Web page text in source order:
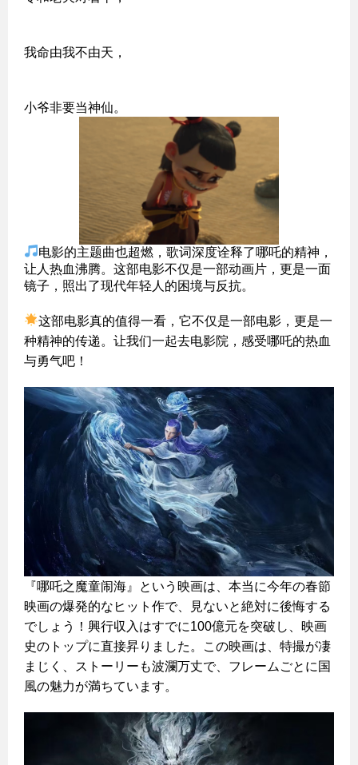
我命由我不由天，
小爷非要当神仙。
电影的主题曲也超燃，歌词深度诠释了哪吒的精神，
让人热血沸腾。这部电影不仅是一部动画片，更是一面
镜子，照出了现代年轻人的困境与反抗。
这部电影真的值得一看，它不仅是一部电影，更是一
种精神的传递。让我们一起去电影院，感受哪吒的热血
与勇气吧！
『哪吒之魔童闹海』という映画は、本当に今年の春節
映画の爆発的なヒット作で、見ないと絶対に後悔する
でしょう！興行収入はすでに100億元を突破し、映画
史のトップに直接昇りました。この映画は、特撮が凄
まじく、ストーリーも波瀾万丈で、フレームごとに国
風の魅力が満ちています。